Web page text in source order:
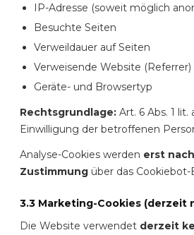
IP-Adresse (soweit möglich
Besuchte Seiten
Verweildauer auf Seiten
Verweisende Website (Referrer)
Geräte- und Browsertyp
Rechtsgrundlage: Art. 6 Abs. 1 lit.
Einwilligung der betroffenen
Analyse-Cookies werden erst
Zustimmung über das
3.3 Marketing-Cookies (derzeit
Die Website verwendet derzeit